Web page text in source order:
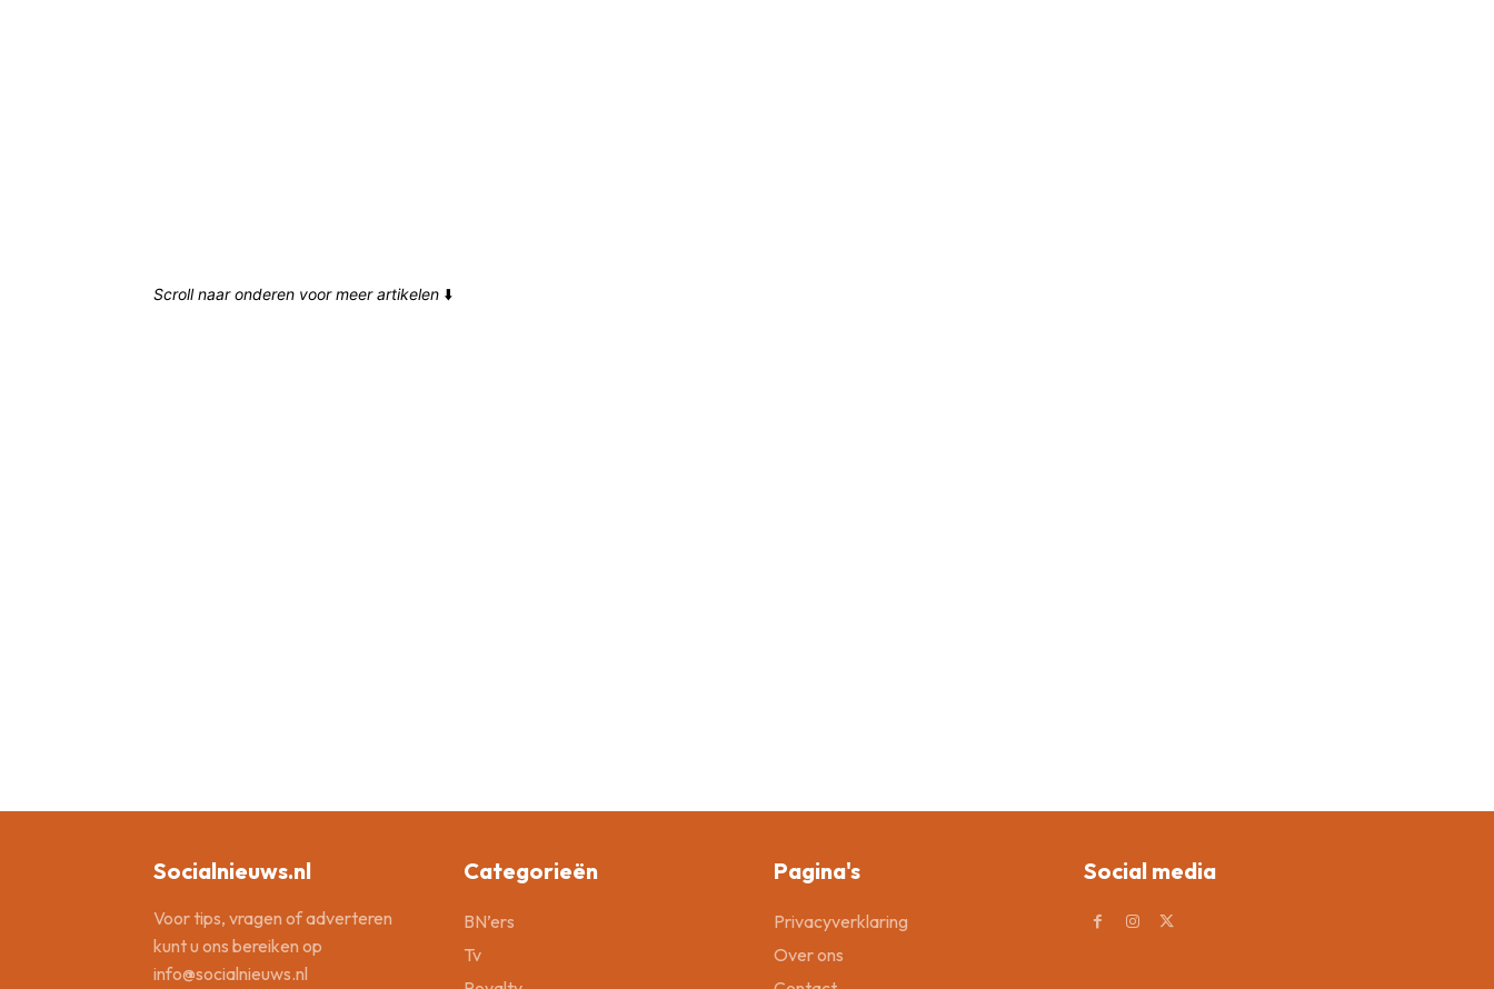
Scroll naar onderen voor meer artikelen ⬇️
Socialnieuws.nl
Voor tips, vragen of adverteren
kunt u ons bereiken op
info@socialnieuws.nl
Categorieën
BN’ers
Tv
Pagina's
Privacyverklaring
Over ons
Social media